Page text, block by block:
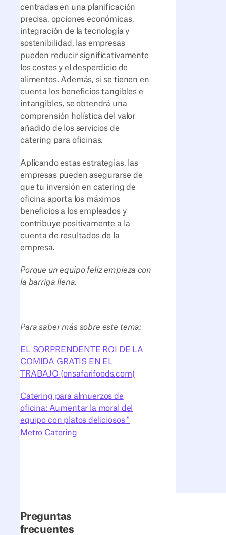
centradas en una planificación
precisa, opciones económicas,
integración de la tecnología y
sostenibilidad, las empresas
pueden reducir significativamente
los costes y el desperdicio de
alimentos. Además, si se tienen en
cuenta los beneficios tangibles e
intangibles, se obtendrá una
comprensión holística del valor
añadido de los servicios de
catering para oficinas.
Aplicando estas estrategias, las
empresas pueden asegurarse de
que tu inversión en catering de
oficina aporta los máximos
beneficios a los empleados y
contribuye positivamente a la
cuenta de resultados de la
empresa.
Porque un equipo feliz empieza con
la barriga llena.
Para saber más sobre este tema:
EL SORPRENDENTE ROI DE LA
COMIDA GRATIS EN EL
TRABAJO (onsafarifoods.com)
Catering para almuerzos de
oficina: Aumentar la moral del
equipo con platos deliciosos "
Metro Catering
Preguntas
frecuentes